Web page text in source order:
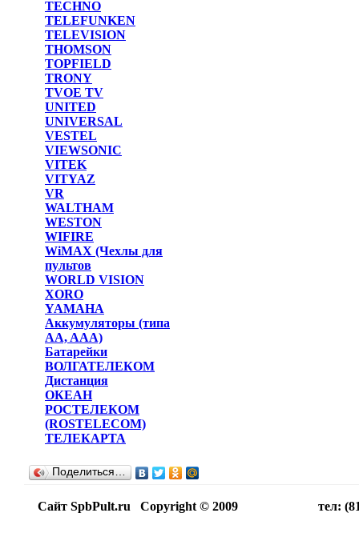
TECHNO
TELEFUNKEN
TELEVISION
THOMSON
TOPFIELD
TRONY
TVOE TV
UNITED
UNIVERSAL
VESTEL
VIEWSONIC
VITEK
VITYAZ
VR
WALTHAM
WESTON
WIFIRE
WiMAX (Чехлы для
пультов
WORLD VISION
XORO
YAMAHA
Аккумуляторы (типа
AA, AAA)
Батарейки
ВОЛГАТЕЛЕКОМ
Дистанция
ОКЕАН
РОСТЕЛЕКОМ
(ROSTELECOM)
ТЕЛЕКАРТА
Поделиться…
Сайт SpbPult.ru Copyright © 2009 тел: